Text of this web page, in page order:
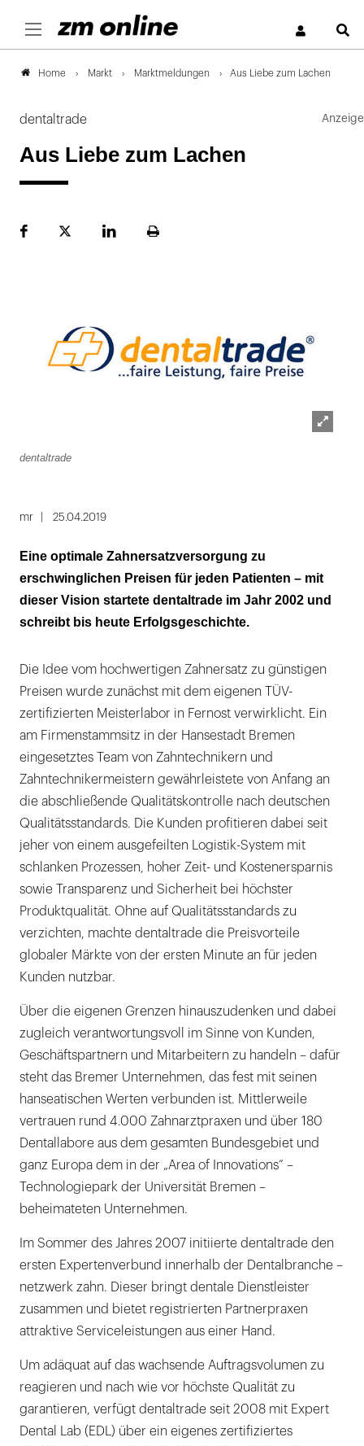
Home Markt Marktmeldungen Aus Liebe zum Lachen
dentaltrade
Aus Liebe zum Lachen
FacebookPlattformLinekdInSeite
dentaltrade
mr 25.04.2019
Eine optimale Zahnersatzversorgung zu
erschwinglichen Preisen für jeden Patienten – mit
dieser Vision startete dentaltrade im Jahr 2002 und
schreibt bis heute Erfolgsgeschichte.
Die Idee vom hochwertigen Zahnersatz zu günstigen
Preisen wurde zunächst mit dem eigenen TÜV-
zertifizierten Meisterlabor in Fernost verwirklicht. Ein
am Firmenstammsitz in der Hansestadt Bremen
eingesetztes Team von Zahntechnikern und
Zahntechnikermeistern gewährleistete von Anfang an
die abschließende Qualitätskontrolle nach deutschen
Qualitätsstandards. Die Kunden profitieren dabei seit
jeher von einem ausgefeilten Logistik-System mit
schlanken Prozessen, hoher Zeit- und Kostenersparnis
sowie Transparenz und Sicherheit bei höchster
Produktqualität. Ohne auf Qualitätsstandards zu
verzichten, machte dentaltrade die Preisvorteile
globaler Märkte von der ersten Minute an für jeden
Kunden nutzbar.
Über die eigenen Grenzen hinauszudenken und dabei
zugleich verantwortungsvoll im Sinne von Kunden,
Geschäftspartnern und Mitarbeitern zu handeln – dafür
steht das Bremer Unternehmen, das fest mit seinen
hanseatischen Werten verbunden ist. Mittlerweile
vertrauen rund 4.000 Zahnarztpraxen und über 180
Dentallabore aus dem gesamten Bundesgebiet und
ganz Europa dem in der „Area of Innovations“ –
Technologiepark der Universität Bremen –
beheimateten Unternehmen.
Im Sommer des Jahres 2007 initiierte dentaltrade den
ersten Expertenverbund innerhalb der Dentalbranche –
netzwerk zahn. Dieser bringt dentale Dienstleister
zusammen und bietet registrierten Partnerpraxen
attraktive Serviceleistungen aus einer Hand.
Um adäquat auf das wachsende Auftragsvolumen zu
reagieren und nach wie vor höchste Qualität zu
garantieren, verfügt dentaltrade seit 2008 mit Expert
Dental Lab (EDL) über ein eigenes zertifiziertes